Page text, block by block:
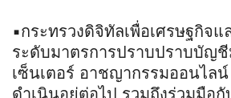
▪️กระทรวงดิจิทัลเพื่อเศรษฐกิจ
ระดับมาตรการปราบปราบบัญ
เซ็นเตอร์ อาชญากรรมออนไลน์
ดำเนินอยู่ต่อไป รวมถึงร่วมมือกั